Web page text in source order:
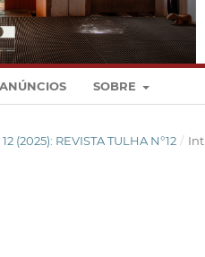
ANÚNCIOS SOBRE
12 (2025): REVISTA TULHA N°12 /